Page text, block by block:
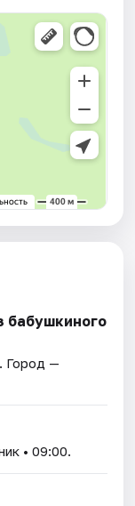
бабушкиного
. Город —
• 09:00.